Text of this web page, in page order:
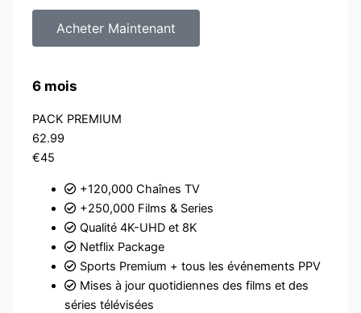
Acheter Maintenant
6 mois
PACK PREMIUM
62.99
€45
+120,000 Chaînes TV
+250,000 Films & Series
Qualité 4K-UHD et 8K
Netflix Package
Sports Premium + tous les événements PPV
Mises à jour quotidiennes des films et des
séries télévisées